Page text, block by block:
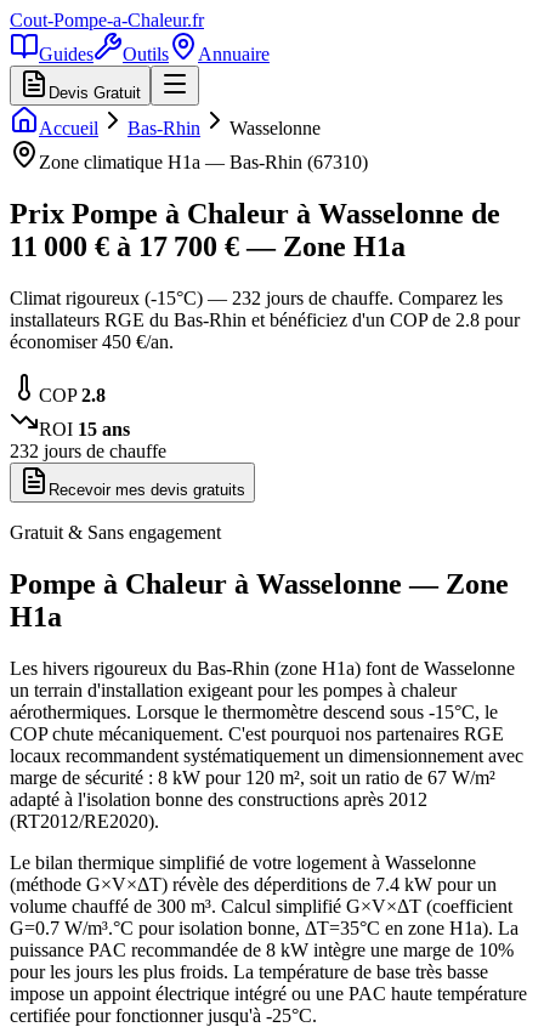
Cout-Pompe-a-Chaleur.fr
Guides
Outils Annuaire
Devis Gratuit
Accueil Bas-Rhin
Wasselonne
Zone climatique H1a — Bas-Rhin (67310)
Prix Pompe à Chaleur à Wasselonne de
11 000 € à 17 700 € — Zone H1a
Climat rigoureux (-15°C) — 232 jours de chauffe. Comparez les
installateurs RGE du Bas-Rhin et bénéficiez d'un COP de 2.8 pour
économiser 450 €/an.
COP2.8
ROI 15 ans
232 jours de chauffe
Recevoir mes devis gratuits
Gratuit & Sans engagement
Pompe à Chaleur à Wasselonne — Zone
H1a
Les hivers rigoureux du Bas-Rhin (zone H1a) font de Wasselonne
un terrain d'installation exigeant pour les pompes à chaleur
aérothermiques. Lorsque le thermomètre descend sous -15°C, le
COP chute mécaniquement. C'est pourquoi nos partenaires RGE
locaux recommandent systématiquement un dimensionnement avec
marge de sécurité : 8 kW pour 120 m², soit un ratio de 67 W/m²
adapté à l'isolation bonne des constructions après 2012
(RT2012/RE2020).
Le bilan thermique simplifié de votre logement à Wasselonne
(méthode G×V×ΔT) révèle des déperditions de 7.4 kW pour un
volume chauffé de 300 m³. Calcul simplifié G×V×ΔT (coefficient
G=0.7 W/m³.°C pour isolation bonne, ΔT=35°C en zone H1a). La
puissance PAC recommandée de 8 kW intègre une marge de 10%
pour les jours les plus froids. La température de base très basse
impose un appoint électrique intégré ou une PAC haute température
certifiée pour fonctionner jusqu'à -25°C.